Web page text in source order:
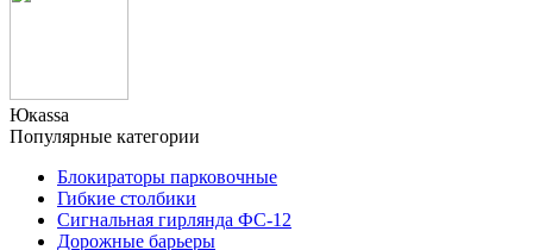
Юкаssа
Популярные категории
Блокираторы парковочные
Гибкие столбики
Сигнальная гирлянда ФС-12
Дорожные барьеры